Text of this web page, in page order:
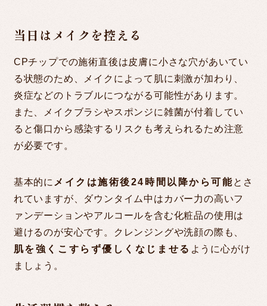
当日はメイクを控える
CPチップでの施術直後は皮膚に小さな穴があいてい
る状態のため、メイクによって肌に刺激が加わり、
炎症などのトラブルにつながる可能性があります。
また、メイクブラシやスポンジに雑菌が付着してい
ると傷口から感染するリスクも考えられるため注意
が必要です。
基本的に メイクは施術後24時間以降から可能とさ
れていますが、ダウンタイム中はカバー力の高いフ
ァンデーションやアルコールを含む化粧品の使用は
避けるのが安心です。クレンジングや洗顔の際も、
肌を強くこすらず優しくなじませる ように心がけ
ましょう。